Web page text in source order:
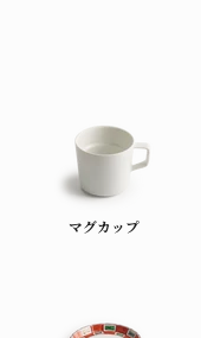
マグカップ